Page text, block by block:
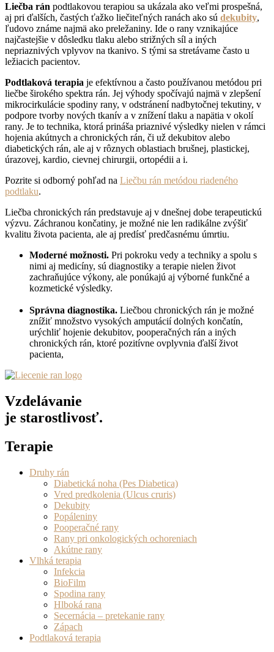
Liečba rán podtlakovou terapiou sa ukázala ako veľmi prospešná,
aj pri ďalších, častých ťažko liečiteľných ranách ako sú dekubity,
ľudovo známe najmä ako preležaniny. Ide o rany vznikajúce
najčastejšie v dôsledku tlaku alebo strižných síl a iných
nepriaznivých vplyvov na tkanivo. S tými sa stretávame často u
ležiacich pacientov.
Podtlaková terapia je efektívnou a často používanou metódou pri
liečbe širokého spektra rán. Jej výhody spočívajú najmä v zlepšení
mikrocirkulácie spodiny rany, v odstránení nadbytočnej tekutiny, v
podpore tvorby nových tkanív a v znížení tlaku a napätia v okolí
rany. Je to technika, ktorá prináša priaznivé výsledky nielen v rámci
hojenia akútnych a chronických rán, či už dekubitov alebo
diabetických rán, ale aj v rôznych oblastiach brušnej, plastickej,
úrazovej, kardio, cievnej chirurgii, ortopédii a i.
Pozrite si odborný pohľad na Liečbu rán metódou riadeného
podtlaku.
Liečba chronických rán predstavuje aj v dnešnej dobe terapeutickú
výzvu. Záchranou končatiny, je možné nie len radikálne zvýšiť
kvalitu života pacienta, ale aj predísť predčasnému úmrtiu.
Moderné možnosti. Pri pokroku vedy a techniky a spolu s
nimi aj medicíny, sú diagnostiky a terapie nielen život
zachraňujúce výkony, ale ponúkajú aj výborné funkčné a
kozmetické výsledky.
Správna diagnostika. Liečbou chronických rán je možné
znížiť množstvo vysokých amputácií dolných končatín,
urýchliť hojenie dekubitov, pooperačných rán a iných
chronických rán, ktoré pozitívne ovplyvnia ďalší život
pacienta,
Vzdelávanie
je starostlivosť.
Terapie
Druhy rán
Diabetická noha (Pes Diabetica)
Vred predkolenia (Ulcus cruris)
Dekubity
Popáleniny
Pooperačné rany
Rany pri onkologických ochoreniach
Akútne rany
Vlhká terapia
Infekcia
BioFilm
Spodina rany
Hlboká rana
Secernácia – pretekanie rany
Zápach
Podtlaková terapia